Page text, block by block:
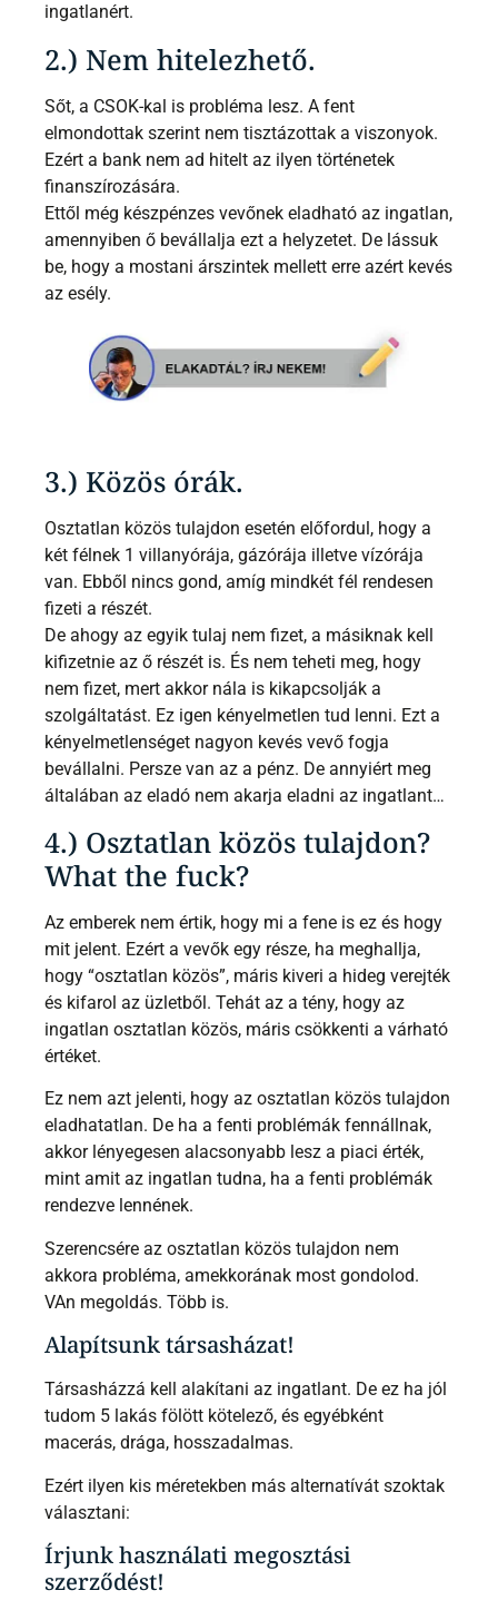
ingatlanért.
2.) Nem hitelezhető.
Sőt, a CSOK-kal is probléma lesz. A fent
elmondottak szerint nem tisztázottak a viszonyok.
Ezért a bank nem ad hitelt az ilyen történetek
finanszírozására.
Ettől még készpénzes vevőnek eladható az ingatlan,
amennyiben ő bevállalja ezt a helyzetet. De lássuk
be, hogy a mostani árszintek mellett erre azért kevés
az esély.
3.) Közös órák.
Osztatlan közös tulajdon esetén előfordul, hogy a
két félnek 1 villanyórája, gázórája illetve vízórája
van. Ebből nincs gond, amíg mindkét fél rendesen
fizeti a részét.
De ahogy az egyik tulaj nem fizet, a másiknak kell
kifizetnie az ő részét is. És nem teheti meg, hogy
nem fizet, mert akkor nála is kikapcsolják a
szolgáltatást. Ez igen kényelmetlen tud lenni. Ezt a
kényelmetlenséget nagyon kevés vevő fogja
bevállalni. Persze van az a pénz. De annyiért meg
általában az eladó nem akarja eladni az ingatlant…
4.) Osztatlan közös tulajdon?
What the fuck?
Az emberek nem értik, hogy mi a fene is ez és hogy
mit jelent. Ezért a vevők egy része, ha meghallja,
hogy “osztatlan közös”, máris kiveri a hideg verejték
és kifarol az üzletből. Tehát az a tény, hogy az
ingatlan osztatlan közös, máris csökkenti a várható
értéket.
Ez nem azt jelenti, hogy az osztatlan közös tulajdon
eladhatatlan. De ha a fenti problémák fennállnak,
akkor lényegesen alacsonyabb lesz a piaci érték,
mint amit az ingatlan tudna, ha a fenti problémák
rendezve lennének.
Szerencsére az osztatlan közös tulajdon nem
akkora probléma, amekkorának most gondolod.
VAn megoldás. Több is.
Alapítsunk társasházat!
Társasházzá kell alakítani az ingatlant. De ez ha jól
tudom 5 lakás fölött kötelező, és egyébként
macerás, drága, hosszadalmas.
Ezért ilyen kis méretekben más alternatívát szoktak
választani:
Írjunk használati megosztási
szerződést!